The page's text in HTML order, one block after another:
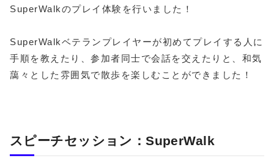
SuperWalkのプレイ体験を行いました！
SuperWalkベテランプレイヤーが初めてプレイする人に
手順を教えたり、参加者同士で会話を交えたりと、和気
藹々とした雰囲気で散歩を楽しむことができました！
スピーチセッション：SuperWalk